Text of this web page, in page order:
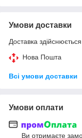
Умови доставки
Доставка
Нова Пошта
Всі умови доставки
Умови оплати
Ви отримаєте